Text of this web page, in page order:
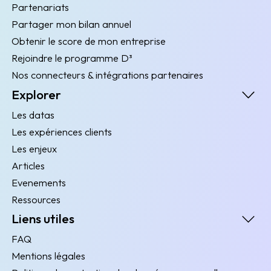
Partenariats
Partager mon bilan annuel
Obtenir le score de mon entreprise
Rejoindre le programme D³
Nos connecteurs & intégrations partenaires
Explorer
Les datas
Les expériences clients
Les enjeux
Articles
Evenements
Ressources
Liens utiles
FAQ
Mentions légales